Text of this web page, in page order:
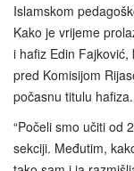
Islamskom
Kako je vrijeme
i hafiz Edin
pred Komisijom
počasnu titulu hafiza.
“Počeli smo učiti od
sekciji. Međutim,